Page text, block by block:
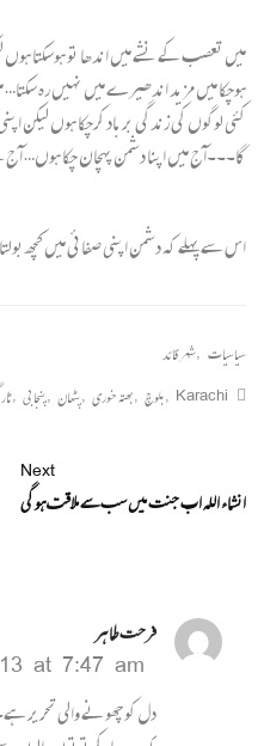
میں تعصب کے نشے میں اندھا تو ہوسکتا
ہوچکا میں مزید اندھیرے میں نہیں رہ
کئی لوگوں کی زندگی برباد کرچکا ہوں
گا۔۔۔آج میں اپنا دشمن پہچان چکا ہوں…
اس سے پہلے کہ دشمن اپنی صفائی میں کچھ
سیاسیات ,شہر قائد
Karachi
,بلوچ ,بھتہ خوری ,پٹھان ,پنجابی ,
Next
انشاء اللہ اب جنت میں سب سے ملاقت ہوگی
فرحت طاہر
at 7:47 am
دل کو چھونے والی تحریر